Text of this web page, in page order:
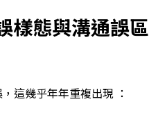
樣態與溝通誤區
這幾乎年年重複出現 ：